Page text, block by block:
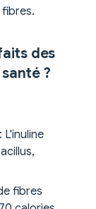
des
?
: L'inuline
fibres